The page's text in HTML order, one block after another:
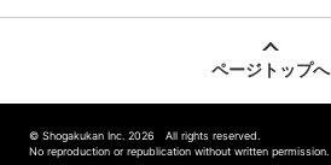
ページトップへ
© Shogakukan Inc. 2026 All rights reserved.
No reproduction or republication without written permission.